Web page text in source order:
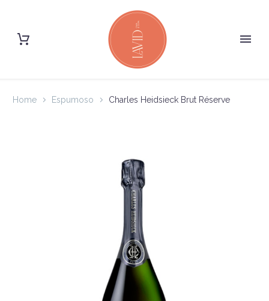
Home Espumoso Charles Heidsieck Brut Réserve